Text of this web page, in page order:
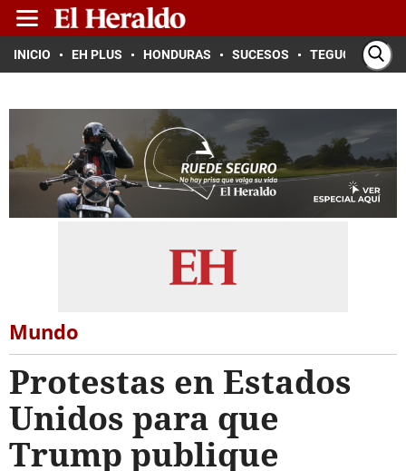
INICIO EH PLUS HONDURAS SUCESOS TEGUCIGALPA
Mundo
Protestas en Estados
Unidos para que
Trump publique